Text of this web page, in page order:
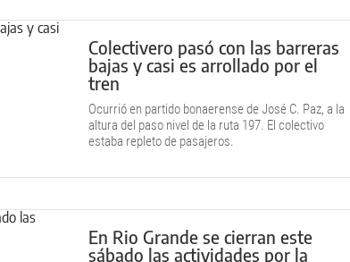
Colectivero pasó con las barreras
bajas y casi es arrollado por el
tren
Ocurrió en partido bonaerense de José C. Paz, a la
altura del paso nivel de la ruta 197. El colectivo
estaba repleto de pasajeros.
En Rio Grande se cierran este
sábado las actividades por la